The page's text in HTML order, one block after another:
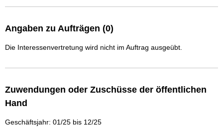
Angaben zu Aufträgen (0)
Die Interessenvertretung wird nicht im Auftrag ausgeübt.
Zuwendungen oder Zuschüsse der öffentlichen
Hand
Geschäftsjahr: 01/25 bis 12/25